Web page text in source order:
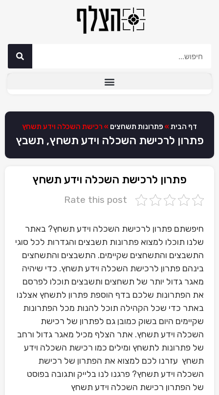
דף הבית » פתרונות תשחצים » רכישת השכלה וידע תשחץ
פתרון לרכישת השכלה וידע תשחץ, תשבץ
פתרון לרכישת השכלה וידע תשחץ
Rate this post
חיפשתם פתרון לרכישת השכלה וידע תשחץ? באתר
שלנו תוכלו למצוא פתרונות תשבצים והגדרות לכל סוגי
התשבצים והתשחצים שקיימים. התשבצים והתשחצים
בינהם פתרון לרכישת השכלה וידע תשחץ. כדי שיהיה
מאגר גדול יותר של תשחצים ותשבצים תוכלו לפרסם
את הפתרונות שלכם בדף הוספת פתרון לתשחץ אצלנו
באתר כדי שכל הקהילה תוכל להנות מכל הפתרונות
שקיימים היום בשוק כמובן גם לפתרון של רכישת
השכלה וידע תשחץ. אתר הצלף מכיל מאגר גדול ורחב
של פתרונות לתשחץ ומילים כמו רכישת השכלה וידע
תשחץ עזרנו לכם למצוא את הפתרון של רכישת
השכלה וידע תשחץ? פרגנו לנו בלייק ותגובה בפוסט
של הפתרון רכישת השכלה וידע תשחץ